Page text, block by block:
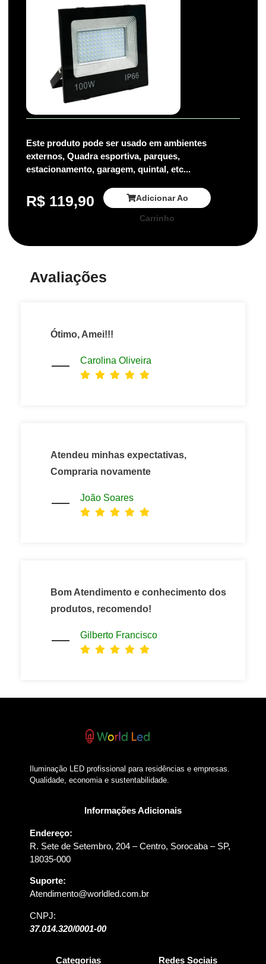
Este produto pode ser usado em ambientes
externos, Quadra esportiva, parques,
estacionamento, garagem, quintal, etc...
R$ 119,90 Adicionar Ao
Carrinho
Avaliações
Ótimo, Amei!!!
Carolina Oliveira
Atendeu minhas expectativas,
Compraria novamente
João Soares
Bom Atendimento e conhecimento dos
produtos, recomendo!
Gilberto Francisco
Iluminação LED profissional para residências e empresas.
Qualidade, economia e sustentabilidade.
Informações Adicionais
Endereço:
R. Sete de Setembro, 204 – Centro, Sorocaba – SP,
18035-000
Suporte:
Atendimento@worldled.com.br
CNPJ:
37.014.320/0001-00
Categorias Redes Sociais